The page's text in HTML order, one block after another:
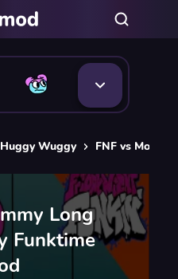
Wuggy FNF vs
Long
Funktime